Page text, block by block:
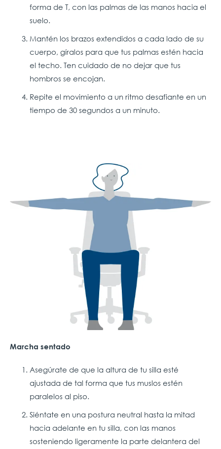
forma de T, con las palmas de las manos hacia el
suelo.
Mantén los brazos extendidos a cada lado de su
cuerpo, gíralos para que tus palmas estén hacia
el techo. Ten cuidado de no dejar que tus
hombros se encojan.
Repite el movimiento a un ritmo desafiante en un
tiempo de 30 segundos a un minuto.
Marcha sentado
Asegúrate de que la altura de tu silla esté
ajustada de tal forma que tus muslos estén
paralelos al piso.
Siéntate en una postura neutral hasta la mitad
hacia adelante en tu silla, con las manos
sosteniendo ligeramente la parte delantera del